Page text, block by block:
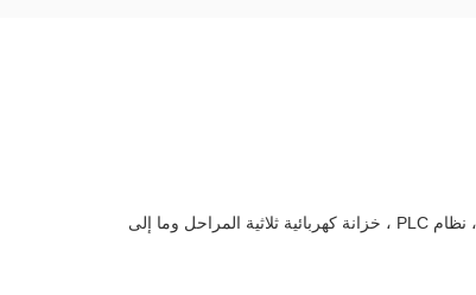
، تستخدم خصيصًا لمحرك الخدمة ، عاكس ، نظام PLC ، خزانة كهربائية ثلاثية المراحل وما إلى